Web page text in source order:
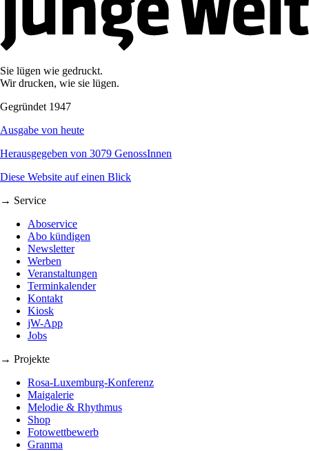
Sie lügen wie gedruckt.
Wir drucken, wie sie lügen.
Gegründet 1947
Ausgabe von heute
Herausgegeben von 3079 GenossInnen
Diese Website auf einen Blick
→ Service
Aboservice
Abo kündigen
Newsletter
Werben
Veranstaltungen
Terminkalender
Kontakt
Kiosk
jW-App
Jobs
→ Projekte
Rosa-Luxemburg-Konferenz
Maigalerie
Melodie & Rhythmus
Shop
Fotowettbewerb
Granma